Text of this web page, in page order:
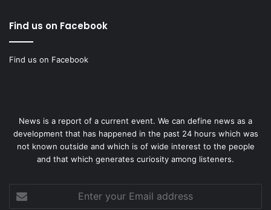
Find us on Facebook
Find us on Facebook
News is a report of a current event. We can define news as a
development that has happened in the past 24 hours which was
not known outside and which is of wide interest to the people
and that which generates curiosity among listeners.
your